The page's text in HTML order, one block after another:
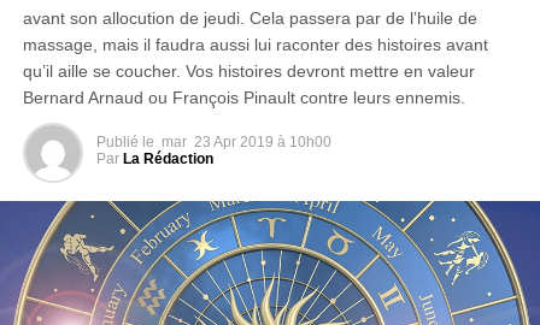
avant son allocution de jeudi. Cela passera par de l’huile de
massage, mais il faudra aussi lui raconter des histoires avant
qu’il aille se coucher. Vos histoires devront mettre en valeur
Bernard Arnaud ou François Pinault contre leurs ennemis.
Publié le mar 23 Apr 2019 à 10h00
Par La Rédaction